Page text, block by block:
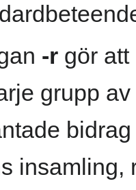
-r gör
grupp
insamling,